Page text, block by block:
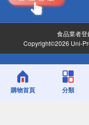
食品業者
Copyright©2026 Uni-
購物首頁 分類